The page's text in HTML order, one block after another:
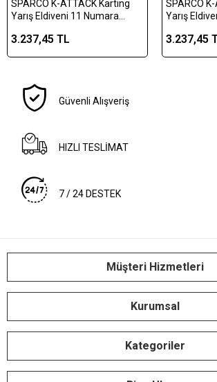
SPARCO K-ATTACK Karting
Yarış Eldiveni 11 Numara
3.237,45 TL
SPARCO
Yarış
3.237,45
Güvenli Alışveriş
HIZLI TESLİMAT
7 / 24 DESTEK
Müşteri Hizmetleri
Kurumsal
Kategoriler